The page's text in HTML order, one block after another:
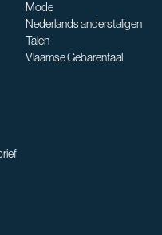
Mode
Nederlands anderstaligen
Talen
Vlaamse Gebarentaal